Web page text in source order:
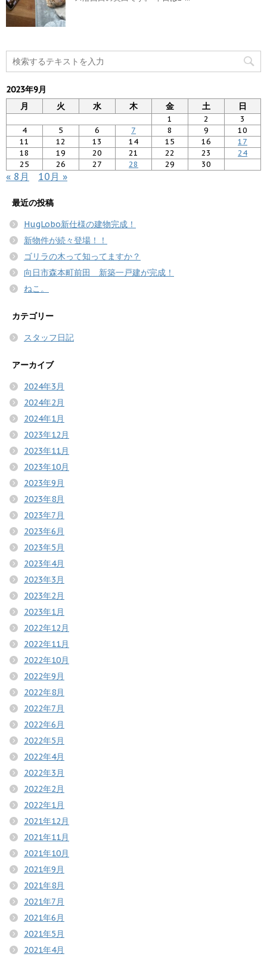
2023年9月
月
火 水 木 金 土 日
1 2
3
4
5 6 7 8 9
10
11
12 13 14 15 16
17
18
19 20 21 22 23
24
25
26 27 28 29 30
« 8月 10月 »
最近の投稿
HugLobo新仕様の建物完成！
新物件が続々登場！！
ゴリラの木って知ってますか？
向日市森本町前田 新築一戸建が完成！
ねこ。
カテゴリー
スタッフ日記
アーカイブ
2024年3月
2024年2月
2024年1月
2023年12月
2023年11月
2023年10月
2023年9月
2023年8月
2023年7月
2023年6月
2023年5月
2023年4月
2023年3月
2023年2月
2023年1月
2022年12月
2022年11月
2022年10月
2022年9月
2022年8月
2022年7月
2022年6月
2022年5月
2022年4月
2022年3月
2022年2月
2022年1月
2021年12月
2021年11月
2021年10月
2021年9月
2021年8月
2021年7月
2021年6月
2021年5月
2021年4月